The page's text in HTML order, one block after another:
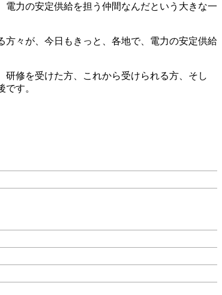
力の安定供給を担う仲間なんだという大きな一
々が、今日もきっと、各地で、電力の安定供給
修を受けた方、これから受けられる方、そし
す。